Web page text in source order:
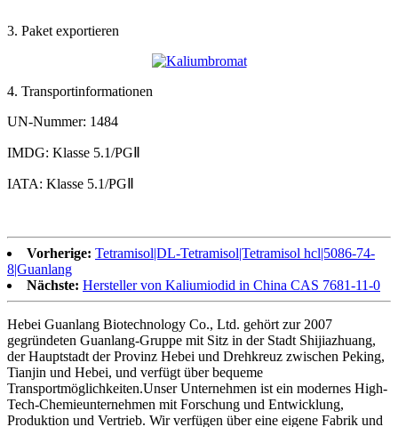
3. Paket exportieren
4. Transportinformationen
UN-Nummer: 1484
IMDG: Klasse 5.1/PGⅡ
IATA: Klasse 5.1/PGⅡ
Vorherige: Tetramisol|DL-Tetramisol|Tetramisol hcl|5086-74-
8|Guanlang
Nächste: Hersteller von Kaliumiodid in China CAS 7681-11-0
Hebei Guanlang Biotechnology Co., Ltd. gehört zur 2007
gegründeten Guanlang-Gruppe mit Sitz in der Stadt Shijiazhuang,
der Hauptstadt der Provinz Hebei und Drehkreuz zwischen Peking,
Tianjin und Hebei, und verfügt über bequeme
Transportmöglichkeiten.Unser Unternehmen ist ein modernes High-
Tech-Chemieunternehmen mit Forschung und Entwicklung,
Produktion und Vertrieb. Wir verfügen über eine eigene Fabrik und